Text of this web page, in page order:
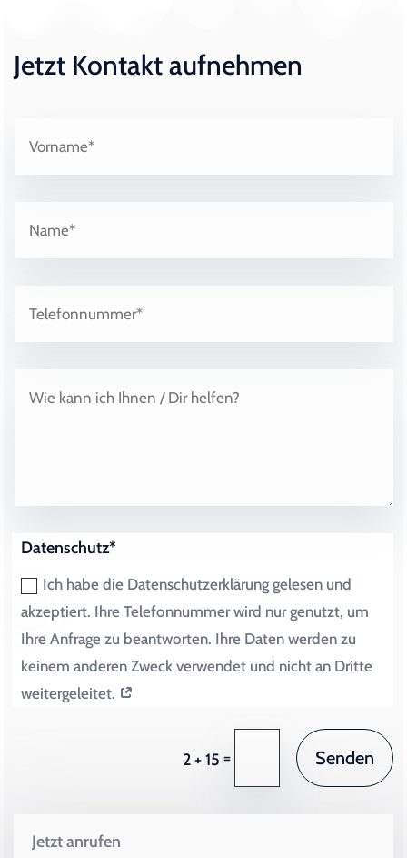
Jetzt Kontakt aufnehmen
Datenschutz*
Ich habe die Datenschutzerklärung gelesen und
akzeptiert. Ihre Telefonnummer wird nur genutzt, um
Ihre Anfrage zu beantworten. Ihre Daten werden zu
keinem anderen Zweck verwendet und nicht an Dritte
weitergeleitet.
2 + 15 = Senden
Jetzt anrufen